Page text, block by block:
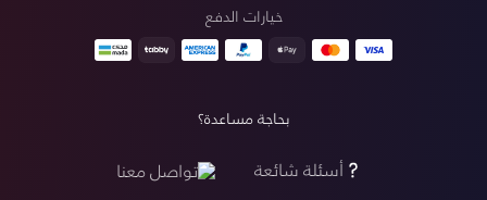
خيارات الدفع
بحاجة مساعدة؟
أسئلة شائعة
تواصل معنا